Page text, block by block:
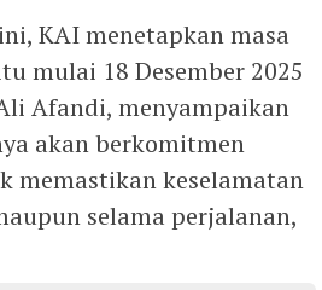
KAI menetapkan masa
mulai 18 Desember 2025
Afandi, menyampaikan
akan berkomitmen
memastikan keselamatan
selama perjalanan,